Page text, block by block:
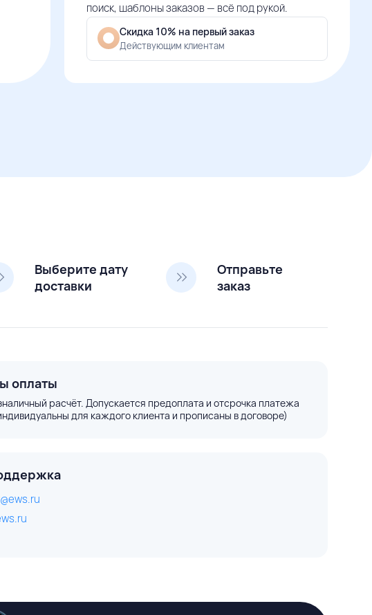
поиск, шаблоны заказов — всё под рукой.
Скидка 10% на первый заказ
Действующим клиентам
Выберите дату
доставки
Отправьте
заказ
оплаты
расчёт. Допускается предоплата и отсрочка платежа
для каждого клиента и прописаны в договоре)